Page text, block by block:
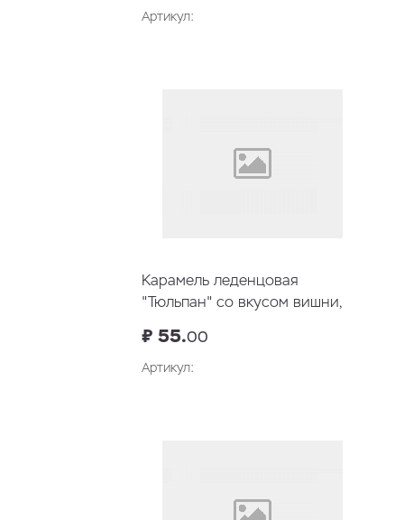
Артикул:
Карамель леденцовая
"Тюльпан" со вкусом вишни,
₽ 55.00
Артикул: